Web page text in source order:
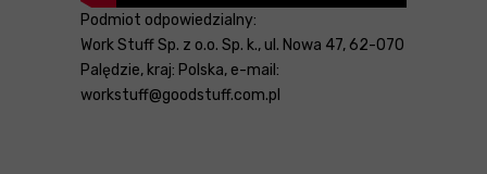
Podmiot odpowiedzialny:
Work Stuff Sp. z o.o. Sp. k., ul. Nowa 47, 62-070
Palędzie, kraj: Polska, e-mail:
workstuff@goodstuff.com.pl